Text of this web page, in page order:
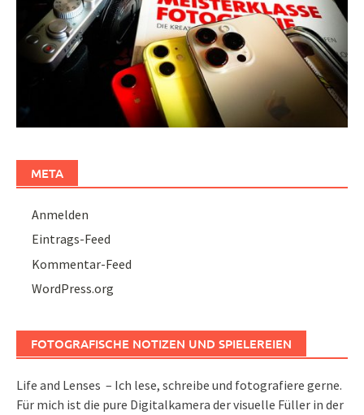
META
Anmelden
Eintrags-Feed
Kommentar-Feed
WordPress.org
FOTOGRAFISCHE NOTIZEN UND SPIELEREIEN
Life and Lenses – Ich lese, schreibe und fotografiere gerne.
Für mich ist die pure Digitalkamera der visuelle Füller in der